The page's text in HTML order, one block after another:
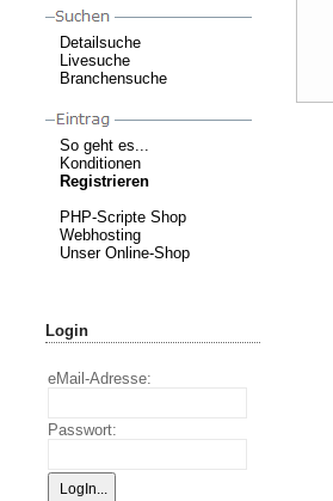
Detailsuche
Livesuche
Branchensuche
So geht es...
Konditionen
Registrieren
PHP-Scripte Shop
Webhosting
Unser Online-Shop
Login
eMail-Adresse:
Passwort: